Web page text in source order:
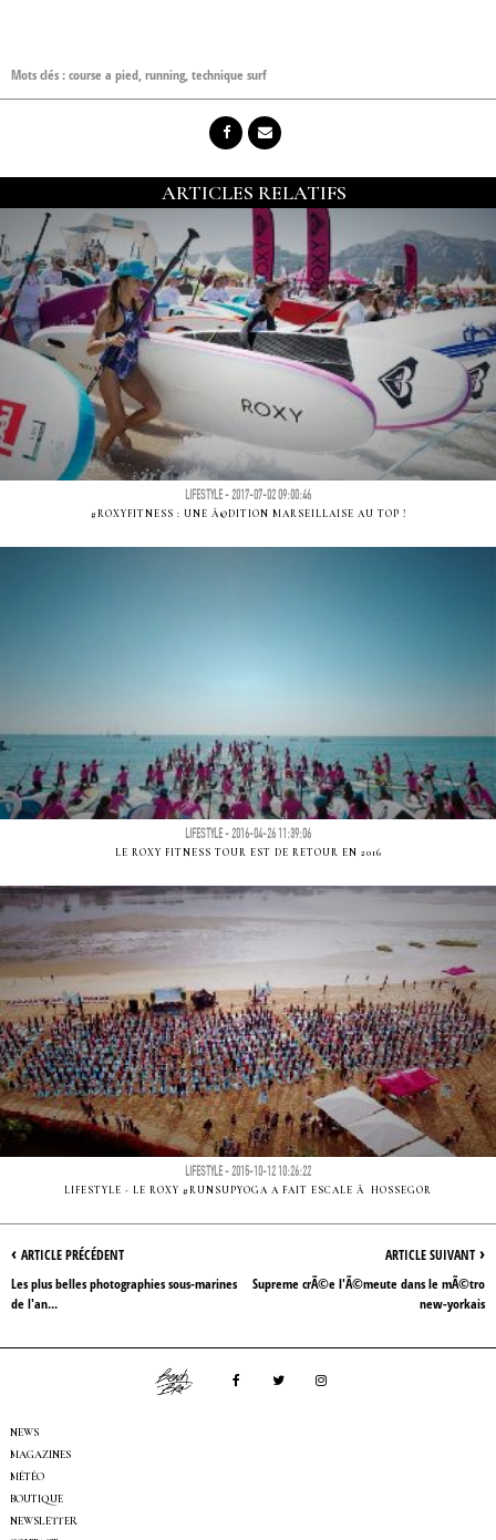
Mots clés :course a pied,running,technique surf
ARTICLES RELATIFS
LIFESTYLE - 2017-07-02 09:00:46
#ROXYFITNESS : UNE Ã©DITION MARSEILLAISE AU TOP !
LIFESTYLE - 2016-04-26 11:39:06
LE ROXY FITNESS TOUR EST DE RETOUR EN 2016
LIFESTYLE - 2015-10-12 10:26:22
LIFESTYLE - LE ROXY #RUNSUPYOGA A FAIT ESCALE Ã HOSSEGOR
ARTICLE SUIVANT ›
Supreme crÃ©e l'Ã©meute dans le mÃ©tro
new-yorkais
‹ ARTICLE PRÉCÉDENT
Les plus belles photographies sous-marines
de l'an...
NEWS
MAGAZINES
MÉTÉO
BOUTIQUE
NEWSLETTER